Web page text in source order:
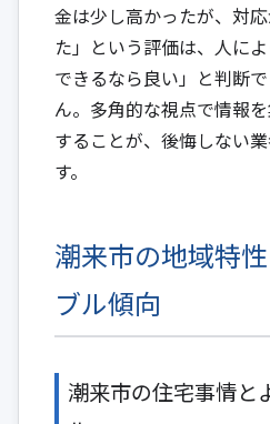
金は少し高かったが、対
た」という評価は、人に
できるなら良い」と判断
ん。多角的な視点で情報
することが、後悔しない
す。
潮来市の地域特
ブル傾向
潮来市の住宅事情と